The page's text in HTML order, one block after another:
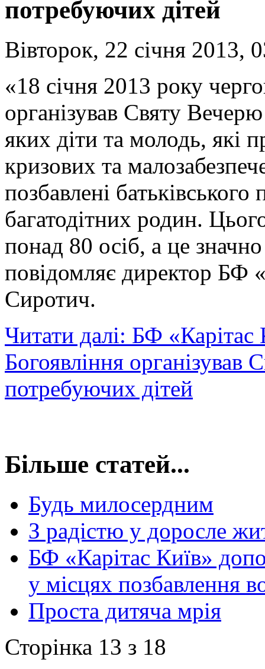
потребуючих дітей
Вівторок, 22 січня 2013,
«18 січня 2013 року
організував Святу
яких діти та молодь, які
кризових та
позбавлені батьківського
багатодітних родин.
понад 80 осіб, а це
повідомляє директор БФ
Сиротич.
Читати далі: БФ «Карітас
Богоявління
потребуючих дітей
Більше статей...
Будь милосердним
З радістю у доросле
БФ «Карітас Київ»
у місцях позбавлення
Проста дитяча мрія
Сторінка 13 з 18